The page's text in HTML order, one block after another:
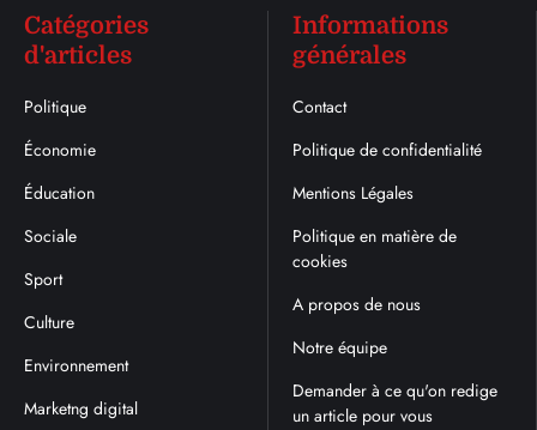
Catégories
d'articles
Politique
Économie
Éducation
Sociale
Sport
Culture
Environnement
Marketng digital
Informations
générales
Contact
Politique de confidentialité
Mentions Légales
Politique en matière de
cookies
A propos de nous
Notre équipe
Demander à ce qu'on redige
un article pour vous